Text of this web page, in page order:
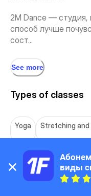
2M Dance — студия,
способ лучше
сост...
See more
Types of classes
Yoga Stretching and
Location
виды